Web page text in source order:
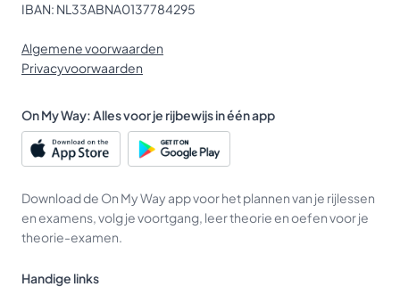
IBAN: NL33ABNA0137784295
Algemene voorwaarden
Privacyvoorwaarden
On My Way: Alles voor je rijbewijs in één app
Download de On My Way app voor het plannen van je rijlessen
en examens, volg je voortgang, leer theorie en oefen voor je
theorie-examen.
Handige links